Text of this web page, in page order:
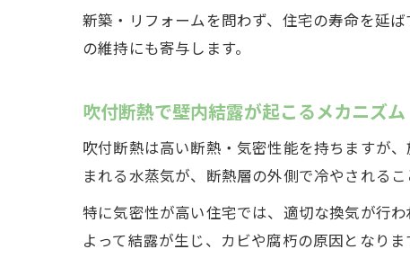
新築・リフォームを問わず、住宅の寿命を延
の維持にも寄与します。
吹付断熱で壁内結露が起こるメカニズム
吹付断熱は高い断熱・気密性能を持ちますが
まれる水蒸気が、断熱層の外側で冷やされる
特に気密性が高い住宅では、適切な換気が行
よって結露が生じ、カビや腐朽の原因となり